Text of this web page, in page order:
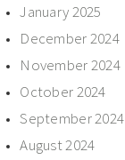
January 2025
December 2024
November 2024
October 2024
September 2024
August 2024